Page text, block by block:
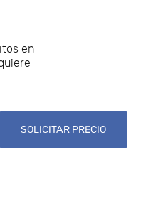
en
SOLICITAR PRECIO